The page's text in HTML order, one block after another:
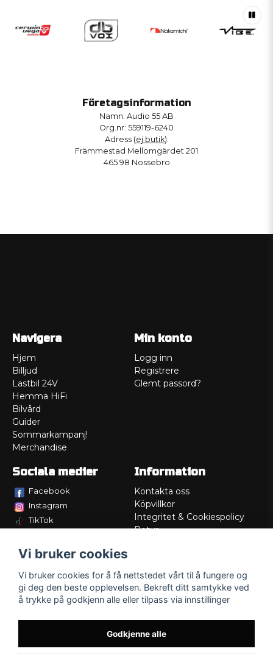
Företagsinformation
Namn: Audio 55 AB
Org.nr: 559119-6240
Adress (ej butik):
Främmestad Mellomgärdet 201
465 98 Nossebro
Navigera
Hjem
Billjud
Lastbil 24V
Hemma HiFi
Bilvård
Guider
Sommarkampanj!
Merchandise
Min konto
Logg inn
Registrere
Glemt passord?
Sociala medier
Facebook
Instagram
TikTok
Information
Kontakta oss
Köpvillkor
Integritet & Cookiespolicy
Retur
Lådritning
Om oss
Vi bruker cookies
Vi bruker cookies for å få nettstedet vårt til å fungere og
gi deg den beste opplevelsen. Bekreft ditt samtykke ved
å trykke på godkjenn alle eller tilpass via innstillinger
Godkjenne alle